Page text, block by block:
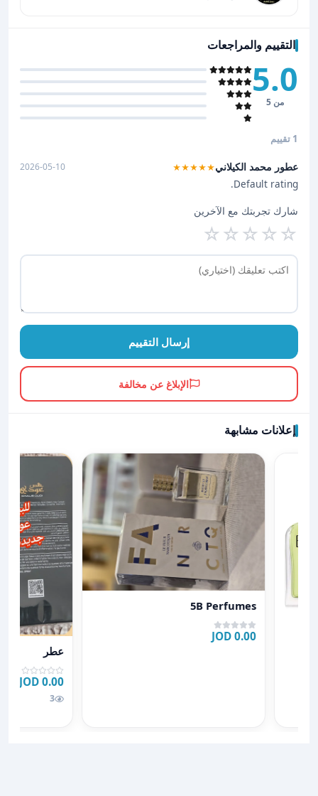
التقييم والمراجعات
5.0
من 5
1 تقييم
عطور محمد الكيلاني★★★★★
2026-05-10
Default rating.
شارك تجربتك مع الآخرين
☆
☆
☆
☆
☆
إرسال التقييم
الإبلاغ عن مخالفة
إعلانات مشابهة
عرض تفاصيل 5B Perfumes
5B Perfumes
0.00 JOD
عرض تفاصيل
عطر
0.00 JOD
3